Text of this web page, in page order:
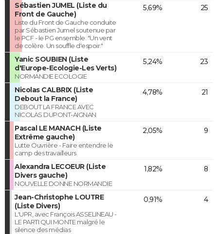
Sébastien JUMEL (Liste du
Front de Gauche)
Liste du Front de Gauche conduite
par Sébastien Jumel soutenue par
le PCF - le PG ensemble. "Un vent
de colère. Un souffle d'espoir."
5,69% 25
Yanic SOUBIEN (Liste
d'Europe-Ecologie-Les Verts)
NORMANDIE ECOLOGIE
5,24% 23
Nicolas CALBRIX (Liste
Debout la France)
DEBOUT LA FRANCE AVEC
NICOLAS DUPONT-AIGNAN
4,78% 21
Pascal LE MANACH (Liste
Extrême gauche)
Lutte Ouvrière - Faire entendre le
camp des travailleurs
2,05% 9
Alexandra LECOEUR (Liste
Divers gauche)
NOUVELLE DONNE NORMANDIE
1,82% 8
Jean-Christophe LOUTRE
(Liste Divers)
L'UPR, avec François ASSELINEAU -
LE PARTI QUI MONTE malgré le
silence des médias
0,91% 4